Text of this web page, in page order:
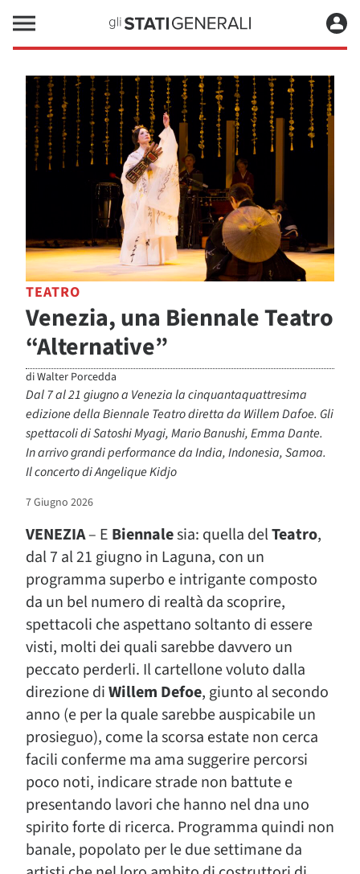
TEATRO
Venezia, una Biennale Teatro
“Alternative”
diWalter Porcedda
Dal 7 al 21 giugno a Venezia la cinquantaquattresima
edizione della Biennale Teatro diretta da Willem Dafoe. Gli
spettacoli di Satoshi Myagi, Mario Banushi, Emma Dante.
In arrivo grandi performance da India, Indonesia, Samoa.
Il concerto di Angelique Kidjo
7 Giugno 2026
VENEZIA– E Biennalesia: quella delTeatro,
dal 7 al 21 giugno in Laguna, con un
programma superbo e intrigante composto
da un bel numero di realtà da scoprire,
spettacoli che aspettano soltanto di essere
visti, molti dei quali sarebbe davvero un
peccato perderli. Il cartellone voluto dalla
direzione diWillem Defoe, giunto al secondo
anno (e per la quale sarebbe auspicabile un
prosieguo), come la scorsa estate non cerca
facili conferme ma ama suggerire percorsi
poco noti, indicare strade non battute e
presentando lavori che hanno nel dna uno
spirito forte di ricerca. Programma quindi non
banale, popolato per le due settimane da